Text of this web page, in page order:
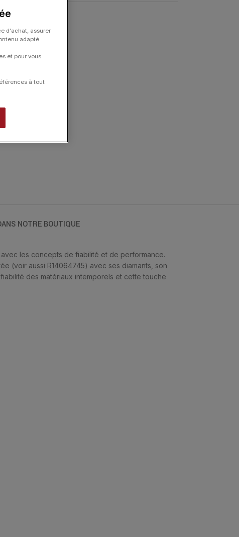
NOTRE BOUTIQUE
les concepts de fiabilité et de performance.
(voir aussi R14064745) avec ses diamants, son
des matériaux intemporels et cette touche
d'achat, assurer
adapté.
et pour vous
à tout